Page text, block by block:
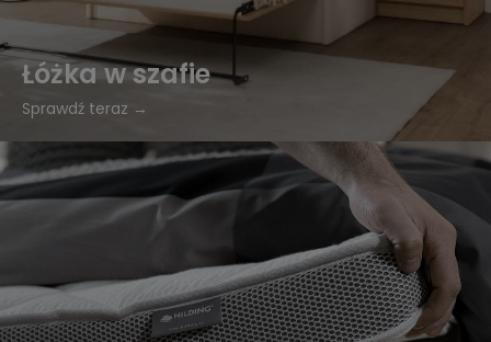
Łóżka w szafie
Sprawdź teraz →